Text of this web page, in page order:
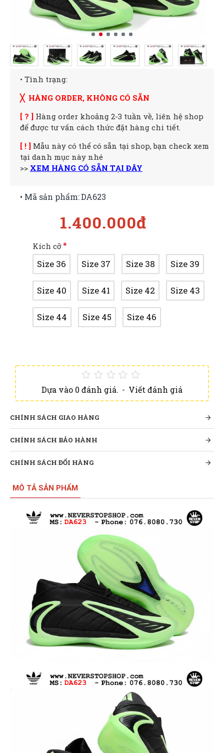
• Tình trạng:
╳ HÀNG ORDER, KHÔNG CÓ SẴN
[ ? ] Hàng order khoảng 2-3 tuần về, liên hệ shop
để được tư vấn cách thức đặt hàng chi tiết.
[ ! ] Mẫu này có thể có sẵn tại shop, bạn check xem
tại danh mục này nhé
>> XEM HÀNG CÓ SẴN TẠI ĐÂY
Dựa vào 0 đánh giá. - Viết đánh giá
1.400.000đ
• Mã sản phẩm:DA623
Kích cỡ
Size 36 Size 37 Size 38 Size 39
Size 40 Size 41 Size 42 Size 43
Size 44 Size 45 Size 46
CHÍNH SÁCH GIAO HÀNG
CHÍNH SÁCH BẢO HÀNH
CHÍNH SÁCH ĐỔI HÀNG
MÔ TẢ SẢN PHẨM